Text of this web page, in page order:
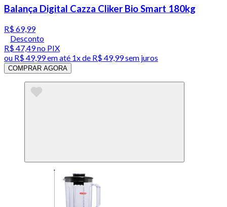
Balança Digital Cazza Cliker Bio Smart 180kg
R$ 69,99
Desconto
R$ 47,49no PIX
ou R$ 49,99em até 1x de R$ 49,99sem juros
COMPRAR AGORA